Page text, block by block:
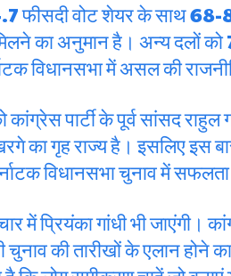
फीसदी वोट शेयर के साथ
का अनुमान है। अन्य दलों
विधानसभा में असल की
पार्टी के पूर्व सांसद
का गृह राज्य है। इसलिए इस
विधानसभा चुनाव में सफलता
में प्रियंका गांधी भी जाएंगी।
चुनाव की तारीखों के एलान